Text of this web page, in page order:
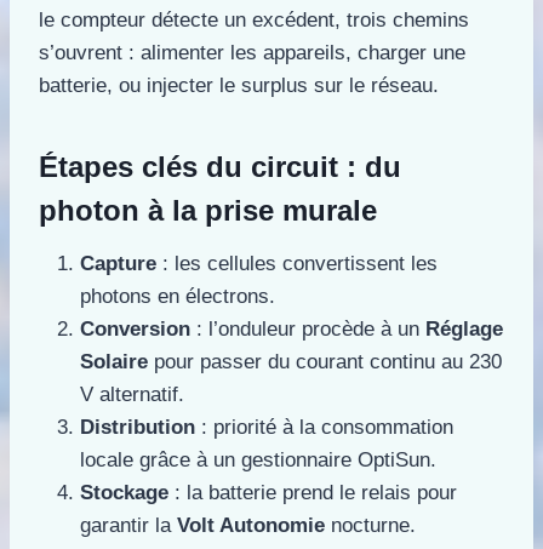
le compteur détecte un excédent, trois chemins
s’ouvrent : alimenter les appareils, charger une
batterie, ou injecter le surplus sur le réseau.
Étapes clés du circuit : du
photon à la prise murale
Capture : les cellules convertissent les
photons en électrons.
Conversion : l’onduleur procède à un Réglage
Solaire pour passer du courant continu au 230
V alternatif.
Distribution : priorité à la consommation
locale grâce à un gestionnaire OptiSun.
Stockage : la batterie prend le relais pour
garantir la Volt Autonomie nocturne.